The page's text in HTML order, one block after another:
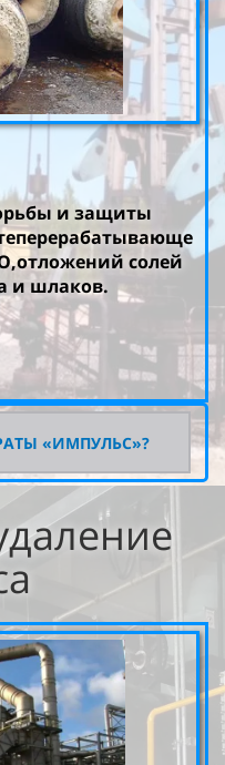
и защиты
солей
и шлаков.
«ИМПУЛЬС»?